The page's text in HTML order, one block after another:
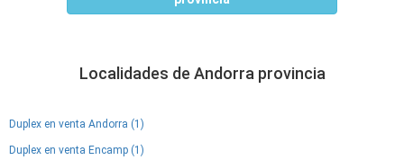
Localidades de Andorra provincia
Duplex en venta Andorra (1)
Duplex en venta Encamp (1)